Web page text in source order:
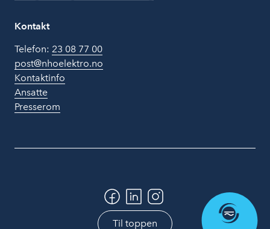
Kontakt
Telefon: 23 08 77 00
post@nhoelektro.no
Kontaktinfo
Ansatte
Presserom
Til toppen